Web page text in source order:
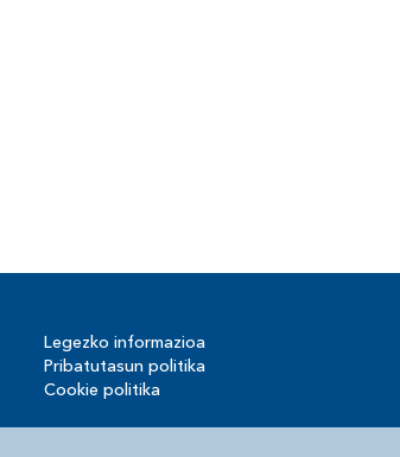
Legezko informazioa
Pribatutasun politika
Cookie politika